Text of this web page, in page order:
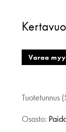
musta
36Varaa
Tuotetunnus
Osasto: